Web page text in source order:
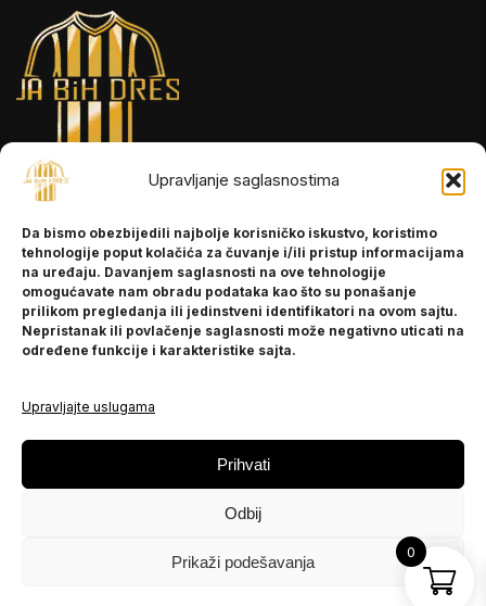
Upravljanje saglasnostima
Da bismo obezbijedili najbolje korisničko iskustvo, koristimo
tehnologije poput kolačića za čuvanje i/ili pristup informacijama
na uređaju. Davanjem saglasnosti na ove tehnologije
omogućavate nam obradu podataka kao što su ponašanje
prilikom pregledanja ili jedinstveni identifikatori na ovom sajtu.
Nepristanak ili povlačenje saglasnosti može negativno uticati na
određene funkcije i karakteristike sajta.
Upravljajte uslugama
Prihvati
Odbij
Prikaži podešavanja
INFORMACIJE
O nama
Kontakt
POMOĆ
Politika privatnosti
PRATITE NAS
Instagram
0